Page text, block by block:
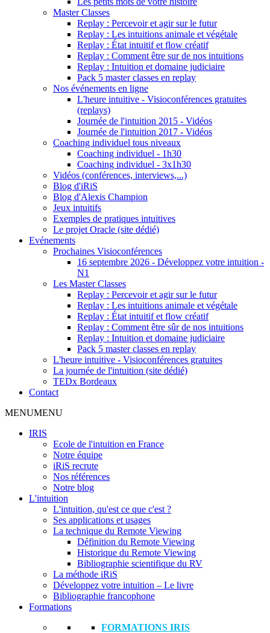
Master Classes
Replay : Percevoir et agir sur le futur
Replay : Les intuitions animale et végétale
Replay : État intuitif et flow créatif
Replay : Comment être sur de nos intuitions
Replay : Intuition et domaine judiciaire
Pack 5 master classes en replay
Nos événements en ligne
L'heure intuitive - Visioconférences gratuites
(replays)
Journée de l'intuition 2015 - Vidéos
Journée de l'intuition 2017 - Vidéos
Coaching individuel tous niveaux
Coaching individuel - 1h30
Coaching individuel - 3x1h30
Vidéos (conférences, interviews,...)
Blog d'iRiS
Blog d'Alexis Champion
Jeux intuitifs
Exemples de pratiques intuitives
Le projet Oracle (site dédié)
Evénements
Prochaines Visioconférences
16 septembre 2026 - Développez votre intuition -
N1
Les Master Classes
Replay : Percevoir et agir sur le futur
Replay : Les intuitions animale et végétale
Replay : État intuitif et flow créatif
Replay : Comment être sûr de nos intuitions
Replay : Intuition et domaine judiciaire
Pack 5 master classes en replay
L'heure intuitive - Visioconférences gratuites
La journée de l'intuition (site dédié)
TEDx Bordeaux
Contact
MENUMENU
IRIS
Ecole de l'intuition en France
Notre équipe
iRiS recrute
Nos références
Notre blog
L'intuition
L'intuition, qu'est ce que c'est ?
Ses applications et usages
La technique du Remote Viewing
Définition du Remote Viewing
Historique du Remote Viewing
Bibliographie scientifique du RV
La méthode iRiS
Développez votre intuition – Le livre
Bibliographie francophone
Formations
FORMATIONS IRIS